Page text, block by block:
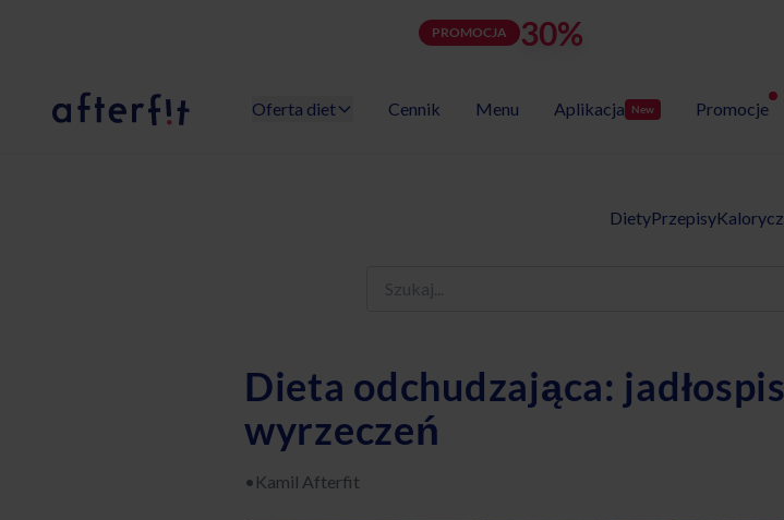
PROMOCJA 30%
Catering dietetyczny Afterfit
Oferta diet
Wybór Menu
Cennik Menu Aplikacja New Promocje
DietyPrzepisy
Dieta odchudzająca:
wyrzeczeń
• Kamil Afterfit